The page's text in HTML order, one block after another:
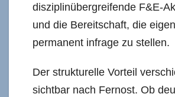
disziplinübergreifende F&E-
und die Bereitschaft, die
permanent infrage zu stellen.
Der strukturelle Vorteil
sichtbar nach Fernost. Ob